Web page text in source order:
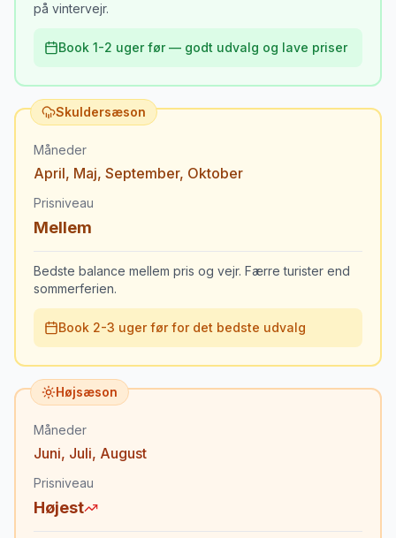
på vintervejr.
Book 1-2 uger før — godt udvalg og lave priser
Skuldersæson
Måneder
April, Maj, September, Oktober
Prisniveau
Mellem
Bedste balance mellem pris og vejr. Færre turister end
sommerferien.
Book 2-3 uger før for det bedste udvalg
Højsæson
Måneder
Juni, Juli, August
Prisniveau
Højest